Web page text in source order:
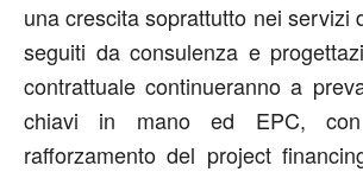
una crescita soprattutto nei servizi
seguiti da consulenza e
contrattuale continueranno a
chiavi in mano ed EPC,
rafforzamento del project